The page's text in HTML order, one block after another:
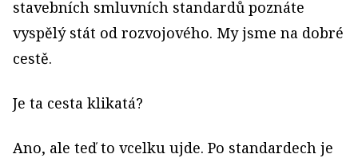
stavebních smluvních standardů poznáte
vyspělý stát od rozvojového. My jsme na dobré
cestě.
Je ta cesta klikatá?
Ano, ale teď to vcelku ujde. Po standardech je